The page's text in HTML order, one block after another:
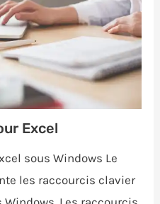
Excel
sous Windows Le
les raccourcis clavier